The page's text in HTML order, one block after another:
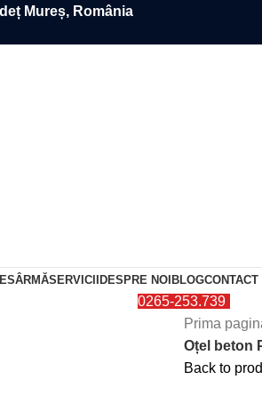
Mureș, România
SÂRMĂSERVICIIDESPRE NOIBLOGCONTACT
0265-253.739
Prima
Oțel beton
Back to